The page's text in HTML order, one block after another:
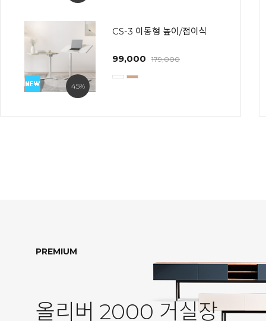
45%
CS-3 이동형 높이/접이식 사이드테이블(
99,000 179,000
PREMIUM
올리버 2000 거실장